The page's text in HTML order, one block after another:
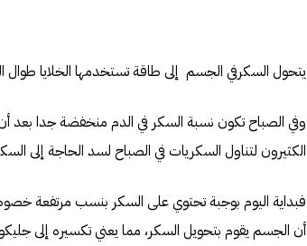
يتحول السكرفي الجسم إلى طاقة تستخدمها الخلايا طوال الوقت حتى
وفي الصباح تكون نسبة السكر في الدم منخفضة جدا بعد
الكثيرون لتناول السكريات في الصباح لسد الحاجة إلى
فبداية اليوم بوجبة تحتوي على السكر بنسب مرتفعة
أن الجسم يقوم بتحويل السكر، مما يعني تكسيره إلى